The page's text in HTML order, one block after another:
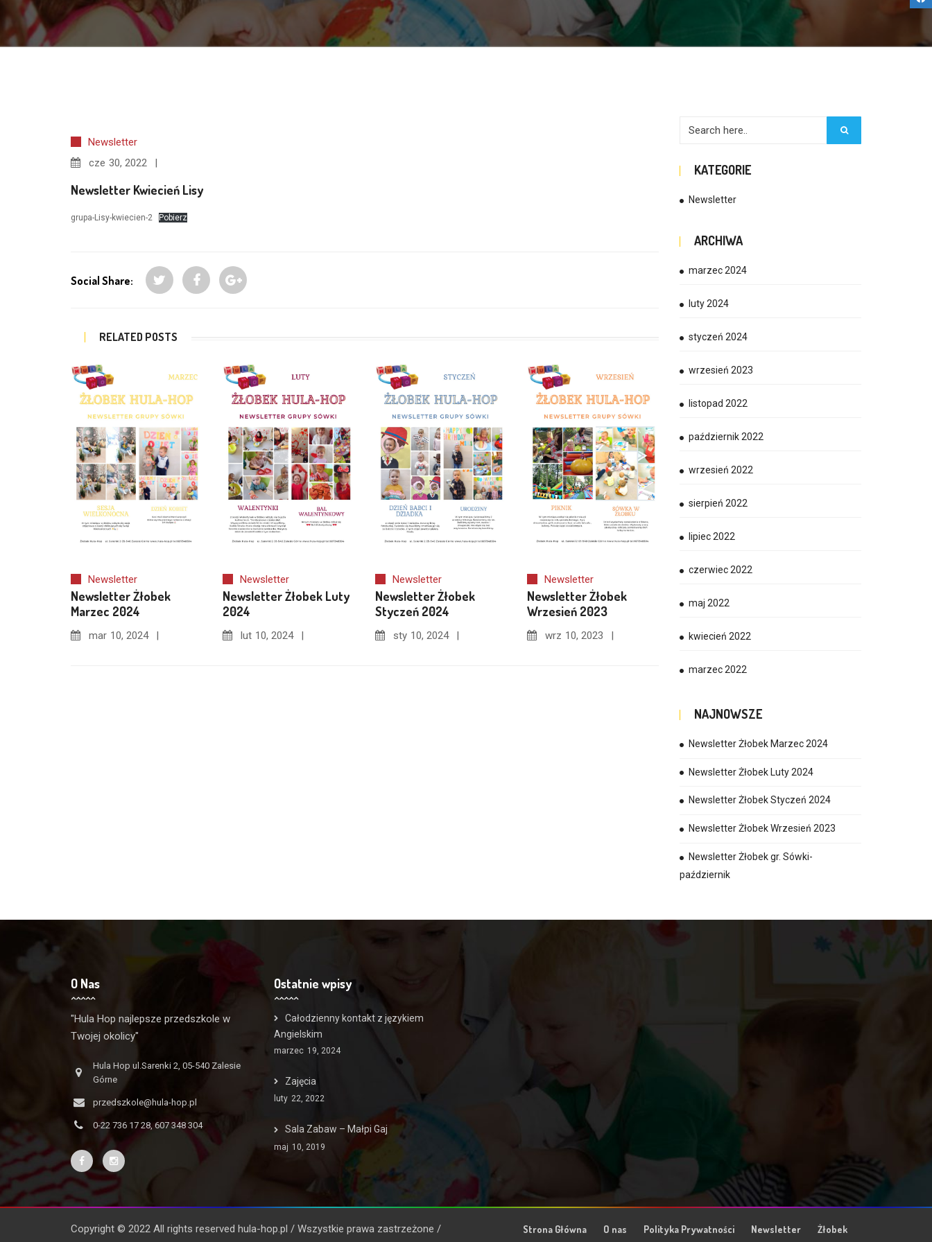
Newsletter
cze 30, 2022
Newsletter Kwiecień Lisy
grupa-Lisy-kwiecien-2 Pobierz
Social Share:
RELATED POSTS
Newsletter
Newsletter Żłobek
Marzec 2024
mar 10, 2024
Newsletter
Newsletter Żłobek Luty
2024
lut 10, 2024
Newsletter
Newsletter Żłobek
Styczeń 2024
sty 10, 2024
Newsletter
Newsletter Żłobek
Wrzesień 2023
wrz 10, 2023
KATEGORIE
Newsletter
ARCHIWA
marzec 2024
luty 2024
styczeń 2024
wrzesień 2023
listopad 2022
październik 2022
wrzesień 2022
sierpień 2022
lipiec 2022
czerwiec 2022
maj 2022
kwiecień 2022
marzec 2022
NAJNOWSZE
Newsletter Żłobek Marzec 2024
Newsletter Żłobek Luty 2024
Newsletter Żłobek Styczeń 2024
Newsletter Żłobek Wrzesień 2023
Newsletter Żłobek gr. Sówki-
październik
O Nas
"Hula Hop najlepsze przedszkole w
Twojej okolicy"
Hula Hop ul.Sarenki 2, 05-540 Zalesie
Górne
przedszkole@hula-hop.pl
0-22 736 17 28, 607 348 304
Ostatnie wpisy
Całodzienny kontakt z językiem
Angielskim
marzec 19, 2024
Zajęcia
luty 22, 2022
Sala Zabaw – Małpi Gaj
maj 10, 2019
Copyright © 2022 All rights reserved hula-hop.pl / Wszystkie prawa zastrzeżone /
Strona Główna O nas Polityka Prywatności Newsletter
Żłobek